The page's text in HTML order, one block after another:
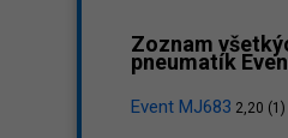
Zoznam
pneumatík
Event MJ683 2,20 (1)